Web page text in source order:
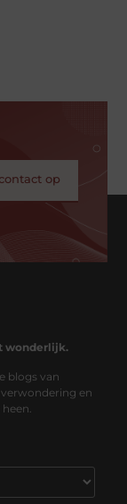
op
wonderlijk.
blogs van
en